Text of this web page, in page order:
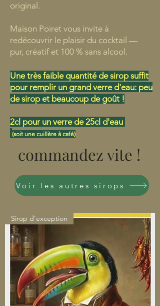
original.
Maison Poiret vous invite à
redécouvrir le plaisir du cocktail —
pur, créatif et 100 % sans alcool.
Une très faible quantité de sirop suffit
pour remplir un grand verre d'eau: peu
de sirop et beaucoup de goût !
2cl pour un verre de 25cl d'eau
(soit une cuillère à café)
commandez vite !
Voir les autres sirops
Sirop d'exception